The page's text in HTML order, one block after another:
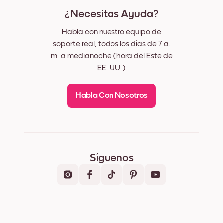
¿Necesitas Ayuda?
Habla con nuestro equipo de
soporte real, todos los días de 7 a.
m. a medianoche (hora del Este de
EE. UU.)
Habla Con Nosotros
Síguenos